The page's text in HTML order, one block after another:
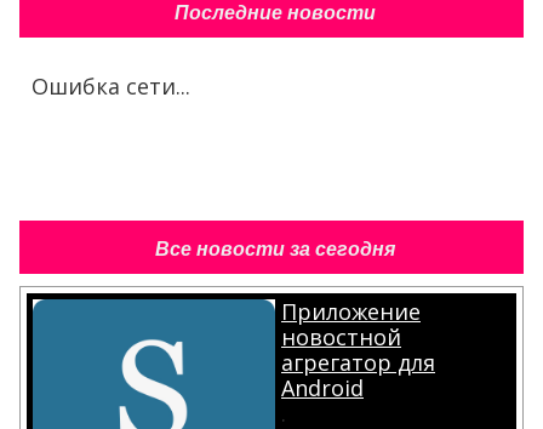
Последние новости
Ошибка сети...
Все новости за сегодня
Приложение
новостной
агрегатор для
Android
.